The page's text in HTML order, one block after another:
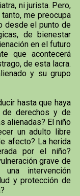
ni jurista. Pero,
me preocupa
desde el punto de
de bienestar
en el futuro
que acontecerá
de esta lacra.
y su grupo
hasta que haya
de derechos y de
alienadas? El niño
un adulto libre
afecto? La herida
por el niño?
grave de
intervención
y protección de